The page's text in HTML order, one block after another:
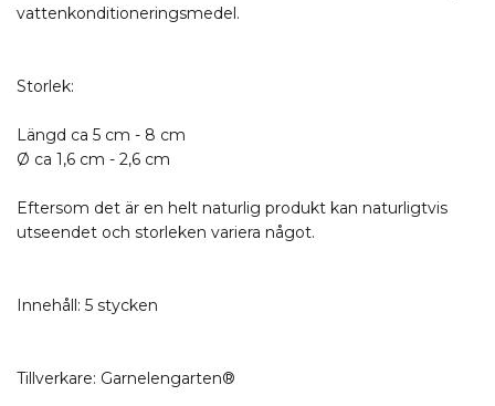
vattenkonditioneringsmedel.
Storlek:
Längd ca 5 cm - 8 cm
Ø ca 1,6 cm - 2,6 cm
Eftersom det är en helt naturlig produkt kan naturligtvis
utseendet och storleken variera något.
Innehåll: 5 stycken
Tillverkare: Garnelengarten®